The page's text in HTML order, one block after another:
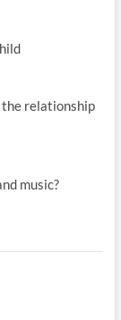
the relationship
music?